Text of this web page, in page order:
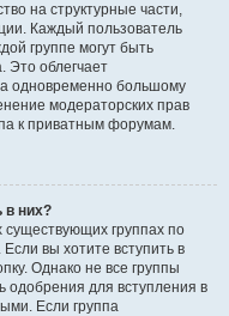
на структурные части,
Каждый пользователь
группе могут быть
Это облегчает
одновременно большому
модераторских прав
к приватным форумам.
в них?
группах по
вы хотите вступить в
Однако не все группы
одобрения для вступления в
Если группа